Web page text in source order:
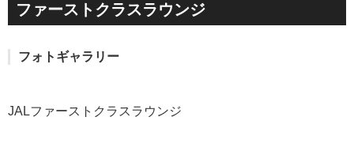
ファーストクラスラウンジ
フォトギャラリー
JALファーストクラスラウンジ